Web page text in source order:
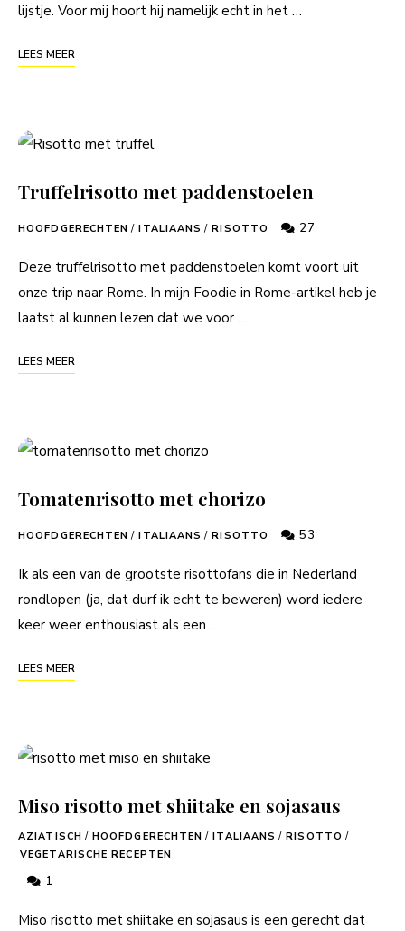
lijstje. Voor mij hoort hij namelijk echt in het …
LEES MEER
Truffelrisotto met paddenstoelen
HOOFDGERECHTEN / ITALIAANS / RISOTTO 27
Deze truffelrisotto met paddenstoelen komt voort uit
onze trip naar Rome. In mijn Foodie in Rome-artikel heb je
laatst al kunnen lezen dat we voor …
LEES MEER
Tomatenrisotto met chorizo
HOOFDGERECHTEN / ITALIAANS / RISOTTO 53
Ik als een van de grootste risottofans die in Nederland
rondlopen (ja, dat durf ik echt te beweren) word iedere
keer weer enthousiast als een …
LEES MEER
Miso risotto met shiitake en sojasaus
AZIATISCH / HOOFDGERECHTEN / ITALIAANS / RISOTTO /
VEGETARISCHE RECEPTEN
1
Miso risotto met shiitake en sojasaus is een gerecht dat